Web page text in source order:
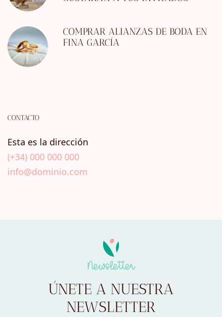
COMPRAR ALIANZAS DE BODA EN
FINA GARCÍA
CONTACTO
Esta es la dirección
(+34) 000 000 000
info@dominio.com
Newsletter
ÚNETE A NUESTRA
NEWSLETTER